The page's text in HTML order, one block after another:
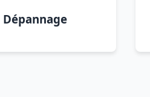
Dépannage